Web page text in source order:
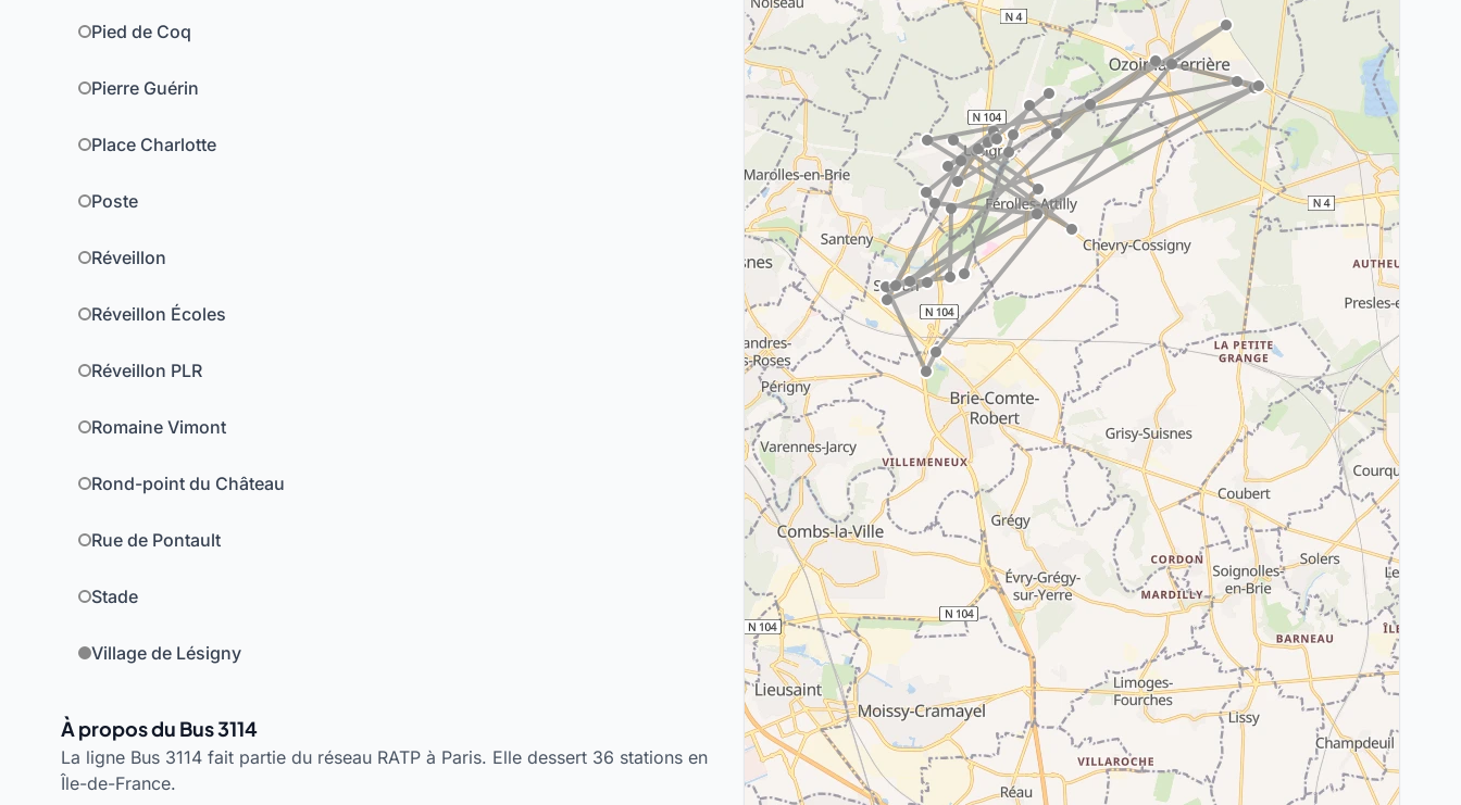
Pied de Coq
Pierre Guérin
Place Charlotte
Poste
Réveillon
Réveillon Écoles
Réveillon PLR
Romaine Vimont
Rond-point du Château
Rue de Pontault
Stade
Village de Lésigny
À propos du Bus 3114
La ligne Bus 3114 fait partie du réseau RATP à Paris. Elle dessert 36 stations en
Île-de-France.